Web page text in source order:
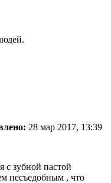
28 мар 2017, 13:39
с зубной пастой
несъедобным , что